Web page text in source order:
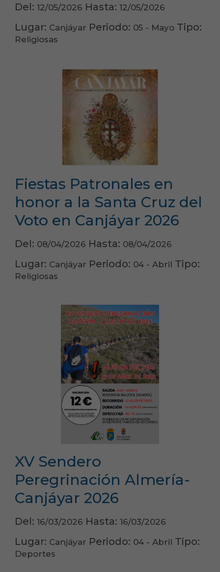
Del: 12/05/2026 Hasta: 12/05/2026
Lugar: Canjáyar Periodo: 05 - Mayo Tipo:
Religiosas
Fiestas Patronales en
honor a la Santa Cruz del
Voto en Canjáyar 2026
Del: 08/04/2026 Hasta: 08/04/2026
Lugar: Canjáyar Periodo: 04 - Abril Tipo:
Religiosas
XV Sendero
Peregrinación Almería-
Canjáyar 2026
Del: 16/03/2026 Hasta: 16/03/2026
Lugar: Canjáyar Periodo: 04 - Abril Tipo:
Deportes